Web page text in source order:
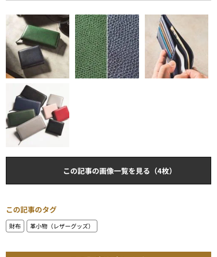
この記事の画像一覧を見る（4枚）
この記事のタグ
財布 革小物（レザーグッズ）